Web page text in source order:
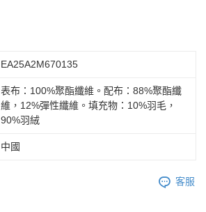
EA25A2M670135
表布：100%聚酯纖維。配布：88%聚酯纖
維，12%彈性纖維。填充物：10%羽毛，
90%羽絨
中國
客服